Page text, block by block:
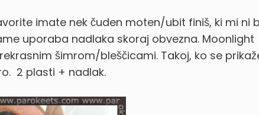
imate nek čuden moten/ubit finiš, ki mi ni
uporaba nadlaka skoraj obvezna. Moonlight
šimrom/bleščicami. Takoj, ko se
2 plasti + nadlak.